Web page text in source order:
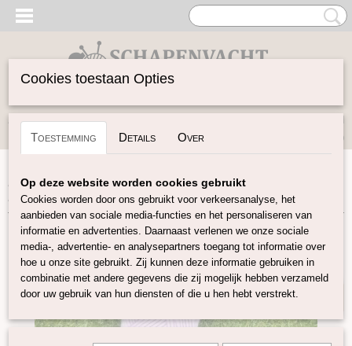
Inloggen Registreren
(0)
Home>Buitenkansjes>100% Merino super chunky garen
Lila OP=OP
40% KORTING
Cookies toestaan Opties
Toestemming Details Over
Op deze website worden cookies gebruikt
Cookies worden door ons gebruikt voor verkeersanalyse, het
aanbieden van sociale media-functies en het personaliseren van
informatie en advertenties. Daarnaast verlenen we onze sociale
media-, advertentie- en analysepartners toegang tot informatie over
hoe u onze site gebruikt. Zij kunnen deze informatie gebruiken in
combinatie met andere gegevens die zij mogelijk hebben verzameld
door uw gebruik van hun diensten of die u hen hebt verstrekt.